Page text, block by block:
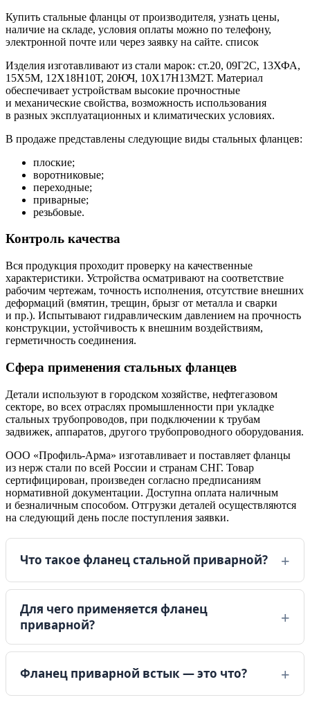
Купить стальные фланцы от производителя, узнать цены,
наличие на складе, условия оплаты можно по телефону,
электронной почте или через заявку на сайте. список
Изделия изготавливают из стали марок: ст.20, 09Г2С, 13ХФА,
15Х5М, 12Х18Н10Т, 20ЮЧ, 10Х17Н13М2Т. Материал
обеспечивает устройствам высокие прочностные
и механические свойства, возможность использования
в разных эксплуатационных и климатических условиях.
В продаже представлены следующие виды стальных фланцев:
плоские;
воротниковые;
переходные;
приварные;
резьбовые.
Контроль качества
Вся продукция проходит проверку на качественные
характеристики. Устройства осматривают на соответствие
рабочим чертежам, точность исполнения, отсутствие внешних
деформаций (вмятин, трещин, брызг от металла и сварки
и пр.). Испытывают гидравлическим давлением на прочность
конструкции, устойчивость к внешним воздействиям,
герметичность соединения.
Сфера применения стальных фланцев
Детали используют в городском хозяйстве, нефтегазовом
секторе, во всех отраслях промышленности при укладке
стальных трубопроводов, при подключении к трубам
задвижек, аппаратов, другого трубопроводного оборудования.
ООО «Профиль-Арма» изготавливает и поставляет фланцы
из нерж стали по всей России и странам СНГ. Товар
сертифицирован, произведен согласно предписаниям
нормативной документации. Доступна оплата наличным
и безналичным способом. Отгрузки деталей осуществляются
на следующий день после поступления заявки.
Что такое фланец стальной приварной?
трубопровода, предназначенная для создания
надежного разъемного соединения труб, арматуры,
резервуаров и технологического оборудования.
прочность, герметичность и длительный срок
Для чего применяется фланец
приварной?
труб, трубопроводной арматуры, насосов,
Фланец приварной встык — это что?